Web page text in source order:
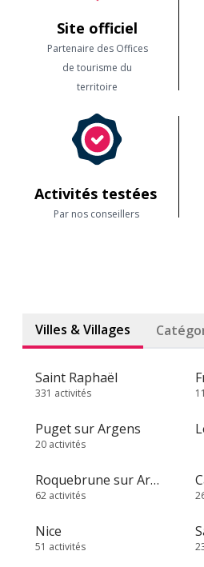
Site officiel
Partenaire des Offices
de tourisme du
territoire
Activités testées
Par nos conseillers
Villes & Villages
Saint Raphaël
331 activités
Puget sur Argens
20 activités
Roquebrune sur Argens
62 activités
Nice
51 activités